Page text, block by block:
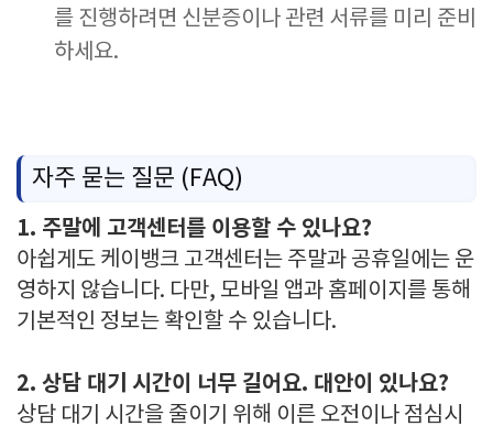
를 진행하려면 신분증이나 관련 서류를 미리 준비
하세요.
자주 묻는 질문 (FAQ)
1. 주말에 고객센터를 이용할 수 있나요?
아쉽게도 케이뱅크 고객센터는 주말과 공휴일에는 운
영하지 않습니다. 다만, 모바일 앱과 홈페이지를 통해
기본적인 정보는 확인할 수 있습니다.
2. 상담 대기 시간이 너무 길어요. 대안이 있나요?
상담 대기 시간을 줄이기 위해 이른 오전이나 점심시